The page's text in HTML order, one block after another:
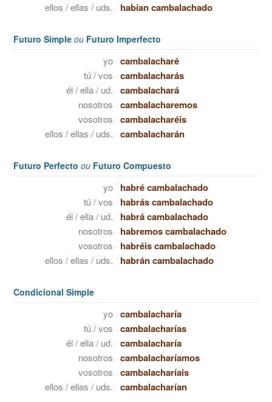
ellos / ellas / uds. habían cambalachado
Futuro Simple ou Futuro Imperfecto
yo cambalacharé
tú / vos cambalacharás
él / ella / ud. cambalachará
nosotros cambalacharemos
vosotros cambalacharéis
ellos / ellas / uds. cambalacharán
Futuro Perfecto ou Futuro Compuesto
yo habré cambalachado
tú / vos habrás cambalachado
él / ella / ud. habrá cambalachado
nosotros habremos cambalachado
vosotros habréis cambalachado
ellos / ellas / uds. habrán cambalachado
Condicional Simple
yo cambalacharía
tú / vos cambalacharías
él / ella / ud. cambalacharía
nosotros cambalacharíamos
vosotros cambalacharíais
ellos / ellas / uds. cambalacharían